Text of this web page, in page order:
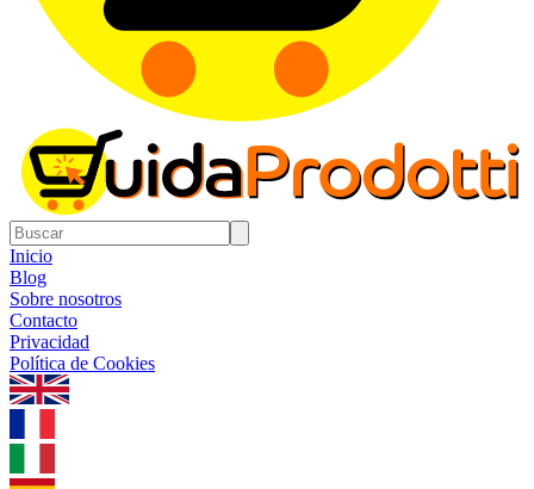
Inicio
Blog
Sobre nosotros
Contacto
Privacidad
Política de Cookies